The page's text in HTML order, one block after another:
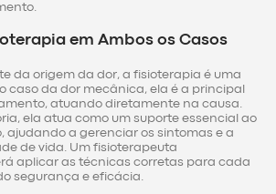
em Ambos os Casos
da origem da dor, a fisioterapia é uma
caso da dor mecânica, ela é a principal
atuando diretamente na causa.
ela atua como um suporte essencial ao
ajudando a gerenciar os sintomas e a
de vida. Um fisioterapeuta
aplicar as técnicas corretas para cada
segurança e eficácia.